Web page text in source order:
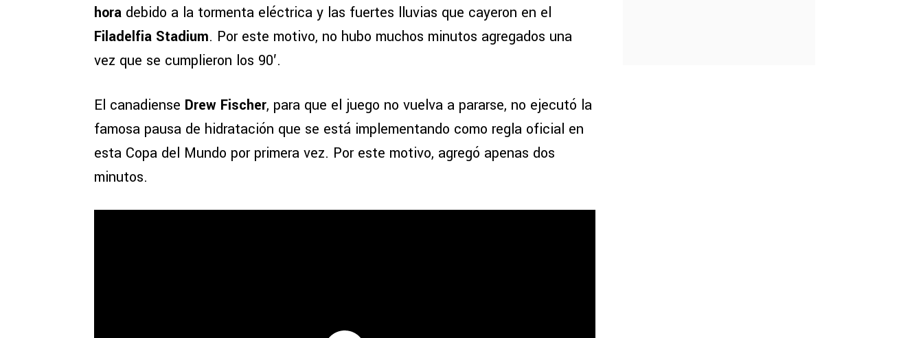
hora debido a la tormenta eléctrica y las fuertes lluvias que cayeron en el
Filadelfia Stadium. Por este motivo, no hubo muchos minutos agregados una
vez que se cumplieron los 90′.
El canadiense Drew Fischer, para que el juego no vuelva a pararse, no ejecutó la
famosa pausa de hidratación que se está implementando como regla oficial en
esta Copa del Mundo por primera vez. Por este motivo, agregó apenas dos
minutos.